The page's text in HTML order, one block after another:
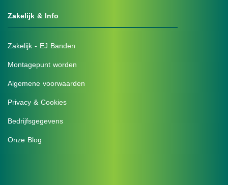
Zakelijk & Info
Zakelijk - EJ Banden
Montagepunt worden
Algemene voorwaarden
Privacy & Cookies
Bedrijfsgegevens
Onze Blog